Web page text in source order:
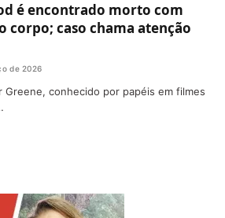
é encontrado morto com
corpo; caso chama atenção
de 2026
Greene, conhecido por papéis em filmes